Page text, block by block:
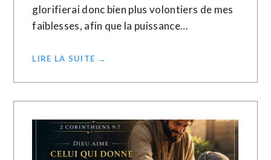
glorifierai donc bien plus volontiers de mes
faiblesses, afin que la puissance…
LIRE LA SUITE →